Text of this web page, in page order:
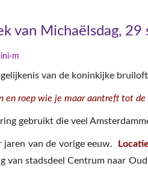
van Michaëlsdag,
m
van de koninkijke
en roep wie je maar aantreft tot
gebruikt die veel
van de vorige eeuw. Locatie
van stadsdeel Centrum naar